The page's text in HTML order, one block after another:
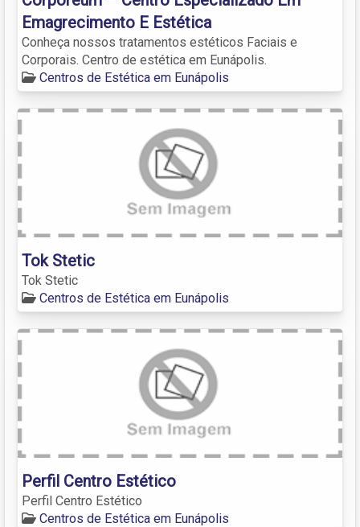
Emagrecimento E Estética
Conheça nossos tratamentos estéticos Faciais e
Corporais. Centro de estética em Eunápolis.
Centros de Estética em Eunápolis
Tok Stetic
Tok Stetic
Centros de Estética em Eunápolis
Perfil Centro Estético
Perfil Centro Estético
Centros de Estética em Eunápolis